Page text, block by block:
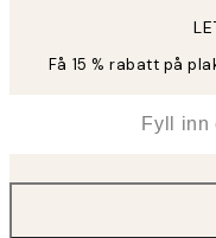
Få 15 % rabatt på